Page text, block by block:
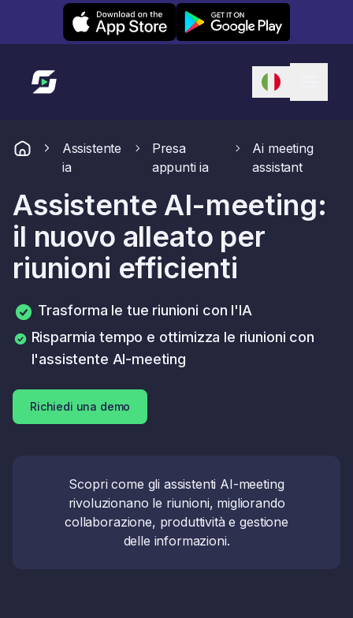
Leexi on iOS Leexi on Android
Link alla homepage
Assistente
ia
Presa
appunti ia
Ai meeting
assistant
Assistente AI-meeting:
il nuovo alleato per
riunioni efficienti
Trasforma le tue riunioni con l'IA
Risparmia tempo e ottimizza le riunioni con
l'assistente AI-meeting
Richiedi una demo
Scopri come gli assistenti AI-meeting
rivoluzionano le riunioni, migliorando
collaborazione, produttività e gestione
delle informazioni.